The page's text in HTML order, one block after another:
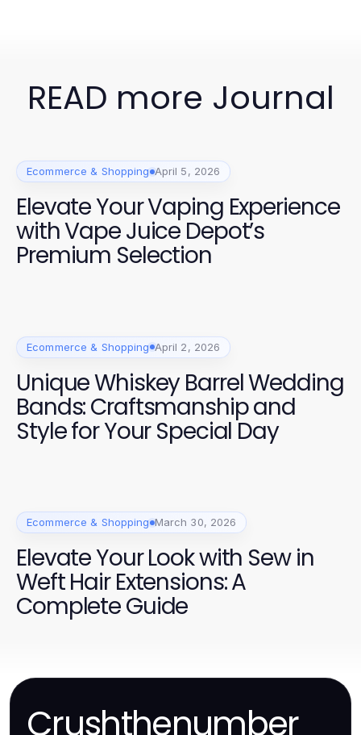
READ more Journal
Ecommerce & Shopping April 5, 2026
Elevate Your Vaping Experience
with Vape Juice Depot’s
Premium Selection
Ecommerce & Shopping April 2, 2026
Unique Whiskey Barrel Wedding
Bands: Craftsmanship and
Style for Your Special Day
Ecommerce & Shopping March 30, 2026
Elevate Your Look with Sew in
Weft Hair Extensions: A
Complete Guide
Crushthenumber